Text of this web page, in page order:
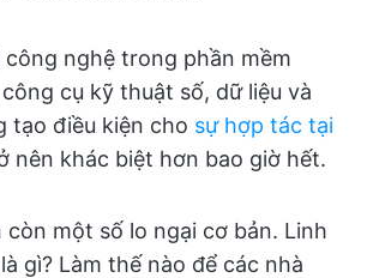
nghệ trong phần mềm
cụ kỹ thuật số, dữ liệu và
tạo điều kiện cho sự hợp tác tại
nên khác biệt hơn bao giờ hết.
còn một số lo ngại cơ bản. Linh
gì? Làm thế nào để các nhà